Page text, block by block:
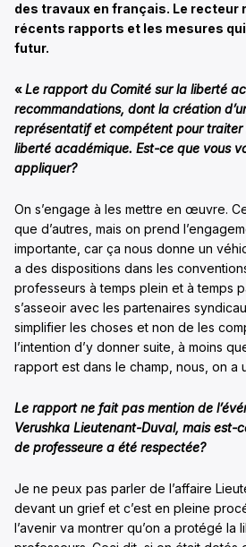
des travaux en français. Le recteur
récents rapports et les mesures
futur.
«Le rapport du Comité sur la liberté
recommandations, dont la création
représentatif et compétent pour traiter
liberté académique. Est-ce que vous
appliquer?
On s’engage à les mettre en œuvre.
que d’autres, mais on prend
importante, car ça nous donne un
a des dispositions dans les
professeurs à temps plein et à temps
s’asseoir avec les partenaires
simplifier les choses et non de les
l’intention d’y donner suite, à moins
rapport est dans le champ, nous, on a
Le rapport ne fait pas mention de
Verushka Lieutenant-Duval, mais est-
de professeure a été respectée?
Je ne peux pas parler de l’affaire
devant un grief et c’est en pleine
l’avenir va montrer qu’on a protégé la